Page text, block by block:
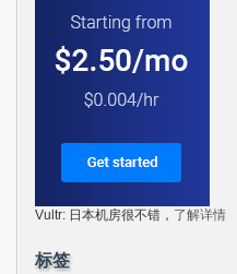
Vultr: 日本机房很不错， 了解详情
标签